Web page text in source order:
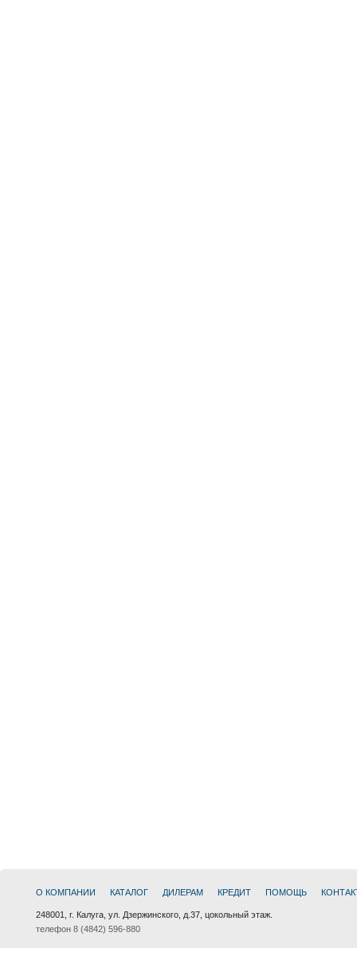
О КОМПАНИИ КАТАЛОГ ДИЛЕРАМ КРЕДИТ ПОМОЩЬ
248001, г. Калуга, ул. Дзержинского, д.37, цокольный этаж.
телефон 8 (4842) 596-880